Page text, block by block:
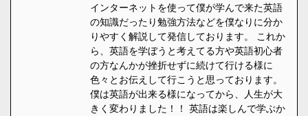
インターネットを使って僕が学んで来た英語
の知識だったり勉強方法などを僕なりに分か
りやすく解説して発信しております。 これか
ら、英語を学ぼうと考えてる方や英語初心者
の方なんかが挫折せずに続けて行ける様に
色々とお伝えして行こうと思っております。
僕は英語が出来る様になってから、人生が大
きく変わりました！！ 英語は楽しんで学ぶか